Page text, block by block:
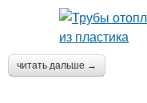
читать дальше →